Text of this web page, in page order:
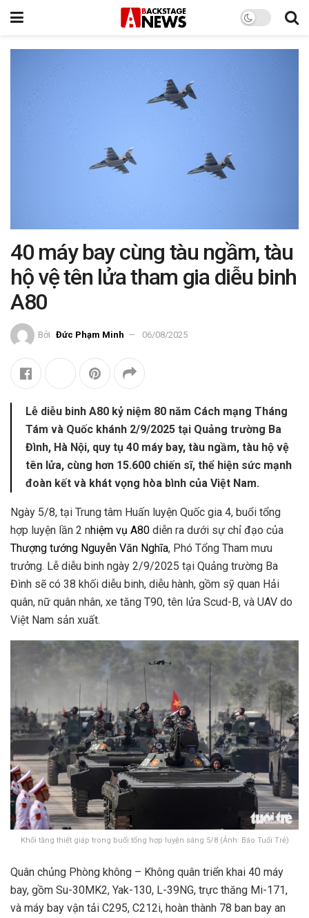
40 máy bay cùng tàu ngầm, tàu
hộ vệ tên lửa tham gia diễu binh
A80
Bởi Đức Phạm Minh 06/08/2025
Lễ diễu binh A80 kỷ niệm 80 năm Cách mạng Tháng
Tám và Quốc khánh 2/9/2025 tại Quảng trường Ba
Đình, Hà Nội, quy tụ 40 máy bay, tàu ngầm, tàu hộ vệ
tên lửa, cùng hơn 15.600 chiến sĩ, thể hiện sức mạnh
đoàn kết và khát vọng hòa bình của Việt Nam.
Ngày 5/8, tại Trung tâm Huấn luyện Quốc gia 4, buổi tổng
hợp luyện lần 2 nhiệm vụ A80 diễn ra dưới sự chỉ đạo của
Thượng tướng Nguyễn Văn Nghĩa, Phó Tổng Tham mưu
trưởng. Lễ diễu binh ngày 2/9/2025 tại Quảng trường Ba
Đình sẽ có 38 khối diễu binh, diễu hành, gồm sỹ quan Hải
quân, nữ quân nhân, xe tăng T90, tên lửa Scud-B, và UAV do
Việt Nam sản xuất.
Khối tăng thiết giáp trong buổi tổng hợp luyện sáng 5/8 (Ảnh: Báo Tuổi Trẻ)
Quân chủng Phòng không – Không quân triển khai 40 máy
bay, gồm Su-30MK2, Yak-130, L-39NG, trực thăng Mi-171,
và máy bay vận tải C295, C212i, hoàn thành 78 ban bay an